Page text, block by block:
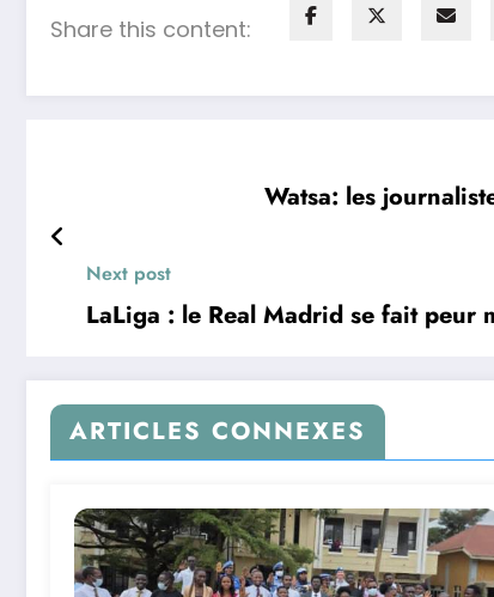
Share this content:
Watsa: les
Next post
LaLiga : le Real Madrid se fait peur
ARTICLES CONNEXES